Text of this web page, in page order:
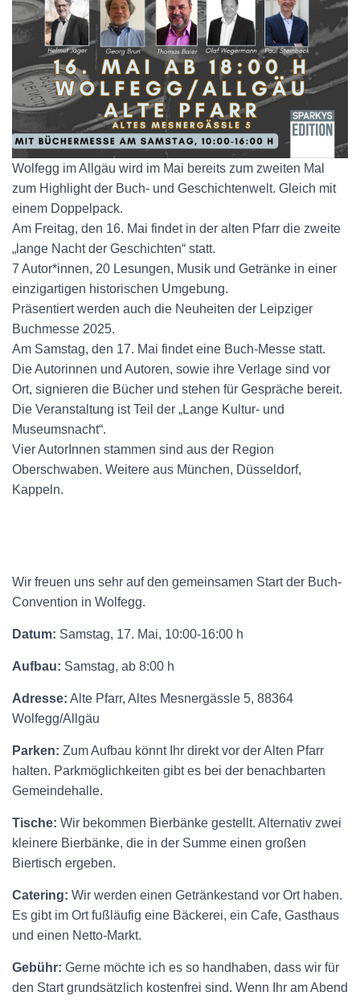
Wolfegg im Allgäu wird im Mai bereits zum zweiten Mal
zum Highlight der Buch- und Geschichtenwelt. Gleich mit
einem Doppelpack.
Am Freitag, den 16. Mai findet in der alten Pfarr die zweite
„lange Nacht der Geschichten“ statt.
7 Autor*innen, 20 Lesungen, Musik und Getränke in einer
einzigartigen historischen Umgebung.
Präsentiert werden auch die Neuheiten der Leipziger
Buchmesse 2025.
Am Samstag, den 17. Mai findet eine Buch-Messe statt.
Die Autorinnen und Autoren, sowie ihre Verlage sind vor
Ort, signieren die Bücher und stehen für Gespräche bereit.
Die Veranstaltung ist Teil der „Lange Kultur- und
Museumsnacht“.
Vier AutorInnen stammen sind aus der Region
Oberschwaben. Weitere aus München, Düsseldorf,
Kappeln.
Wir freuen uns sehr auf den gemeinsamen Start der Buch-
Convention in Wolfegg.
Datum: Samstag, 17. Mai, 10:00-16:00 h
Aufbau: Samstag, ab 8:00 h
Adresse: Alte Pfarr, Altes Mesnergässle 5, 88364
Wolfegg/Allgäu
Parken: Zum Aufbau könnt Ihr direkt vor der Alten Pfarr
halten. Parkmöglichkeiten gibt es bei der benachbarten
Gemeindehalle.
Tische: Wir bekommen Bierbänke gestellt. Alternativ zwei
kleinere Bierbänke, die in der Summe einen großen
Biertisch ergeben.
Catering: Wir werden einen Getränkestand vor Ort haben.
Es gibt im Ort fußläufig eine Bäckerei, ein Cafe, Gasthaus
und einen Netto-Markt.
Gebühr: Gerne möchte ich es so handhaben, dass wir für
den Start grundsätzlich kostenfrei sind. Wenn Ihr am Abend